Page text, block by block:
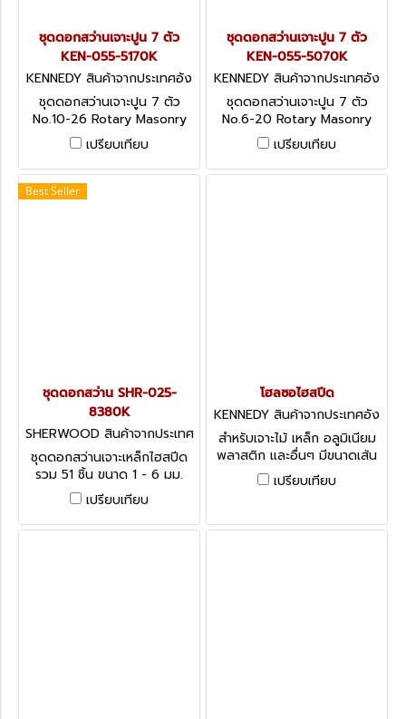
ชุดดอกสว่านเจาะปูน 7 ตัว
KEN-055-5170K
KENNEDY สินค้าจากประเทศอัง
กฤษ-1
ชุดดอกสว่านเจาะปูน 7 ตัว
No.10-26 Rotary Masonry
Drill Bit Sets 7 Piece -
Standard & Medium Length
เปรียบเทียบ
ชุดดอกสว่านเจาะปูน 7 ตัว
KEN-055-5070K
KENNEDY สินค้าจากประเทศอัง
กฤษ-1
ชุดดอกสว่านเจาะปูน 7 ตัว
No.6-20 Rotary Masonry
Drill Bit Sets 7 Piece -
Standard Length
เปรียบเทียบ
Best Seller
ชุดดอกสว่าน SHR-025-
8380K
SHERWOOD สินค้าจากประเทศ
อังกฤษ-1
ชุดดอกสว่านเจาะเหล็กไฮสปีด
รวม 51 ชิ้น ขนาด 1 - 6 มม.
HSS Ground Flute Jobber
Drill Set, Metric - 51 Pieces
เปรียบเทียบ
โฮลซอไฮสปีด
KENNEDY สินค้าจากประเทศอัง
กฤษ-1
สำหรับเจาะไม้ เหล็ก อลูมิเนียม
พลาสติก และอื่นๆ มีขนาดเส้น
ผ่านศูนย์กลางให้เลือกตั้งแต่
140 - 177 มม. Variable Pitch
เปรียบเทียบ